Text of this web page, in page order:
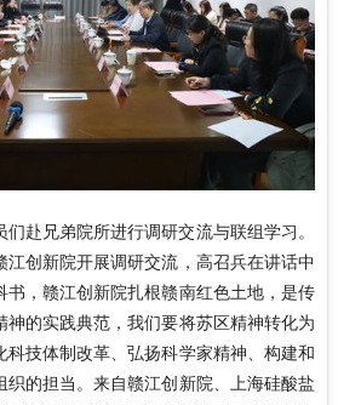
赴兄弟院所进行调研交流与联组学习。
江创新院开展调研交流，高召兵在讲话中
，赣江创新院扎根赣南红色土地，是传
的实践典范，我们要将苏区精神转化为
技体制改革、弘扬科学家精神、构建和
的担当。来自赣江创新院、上海硅酸盐